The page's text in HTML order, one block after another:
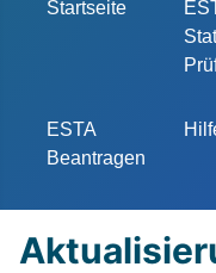
Startseite
ESTA
Beantragen